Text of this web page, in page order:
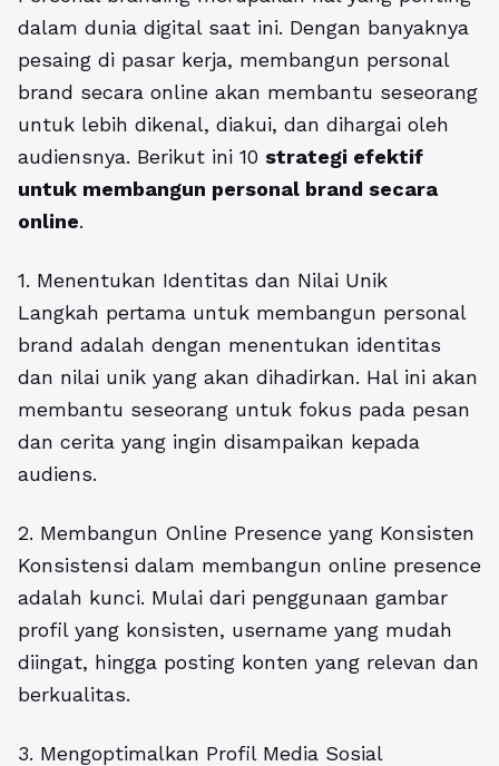
dalam dunia digital saat ini. Dengan banyaknya
pesaing di pasar kerja, membangun personal
brand secara online akan membantu seseorang
untuk lebih dikenal, diakui, dan dihargai oleh
audiensnya. Berikut ini 10 strategi efektif
untuk membangun personal brand secara
online.
1. Menentukan Identitas dan Nilai Unik
Langkah pertama untuk membangun personal
brand adalah dengan menentukan identitas
dan nilai unik yang akan dihadirkan. Hal ini akan
membantu seseorang untuk fokus pada pesan
dan cerita yang ingin disampaikan kepada
audiens.
2. Membangun Online Presence yang Konsisten
Konsistensi dalam membangun online presence
adalah kunci. Mulai dari penggunaan gambar
profil yang konsisten, username yang mudah
diingat, hingga posting konten yang relevan dan
berkualitas.
3. Mengoptimalkan Profil Media Sosial